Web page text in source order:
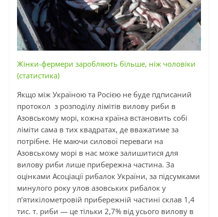
Жінки-фермери заробляють більше, ніж чоловіки
(статистика)
Якщо між Україною та Росією не буде пдписаний
протокол з розподілу лімітів вилову риби в
Азовському морі, кожна країна встановить собі
ліміти сама в тих квадратах, де вважатиме за
потрібне. Не маючи силової переваги на
Азовському морі в нас може залишитися для
вилову риби лише прибережна частина. За
оцінками Асоціації рибалок України, за підсумками
минулого року улов азовських рибалок у
п’ятикілометровій прибережній частині склав 1,4
тис. т. риби — це тільки 2,7% від усього вилову в